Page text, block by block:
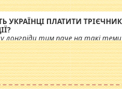
УКРАЇНЦІ ПЛАТИТИ
лонгріди тим паче на такі
Обурюють сьогоднішні
питання.
ще одна соціальна